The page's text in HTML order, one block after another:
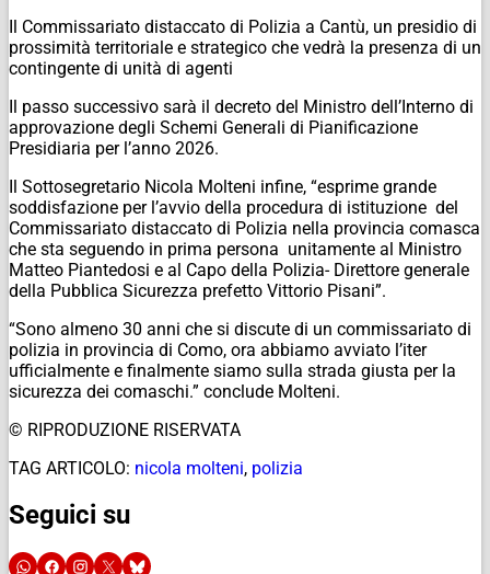
Il Commissariato distaccato di Polizia a Cantù, un presidio di
prossimità territoriale e strategico che vedrà la presenza di un
contingente di unità di agenti
Il passo successivo sarà il decreto del Ministro dell’Interno di
approvazione degli Schemi Generali di Pianificazione
Presidiaria per l’anno 2026.
Il Sottosegretario Nicola Molteni infine, “esprime grande
soddisfazione per l’avvio della procedura di istituzione del
Commissariato distaccato di Polizia nella provincia comasca
che sta seguendo in prima persona unitamente al Ministro
Matteo Piantedosi e al Capo della Polizia- Direttore generale
della Pubblica Sicurezza prefetto Vittorio Pisani”.
“Sono almeno 30 anni che si discute di un commissariato di
polizia in provincia di Como, ora abbiamo avviato l’iter
ufficialmente e finalmente siamo sulla strada giusta per la
sicurezza dei comaschi.” conclude Molteni.
© RIPRODUZIONE RISERVATA
TAG ARTICOLO: nicola molteni, polizia
Seguici su